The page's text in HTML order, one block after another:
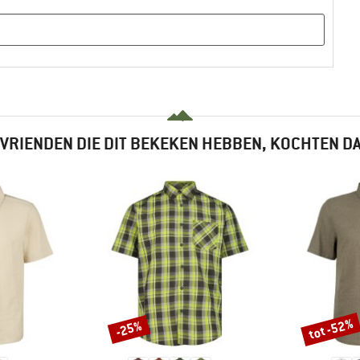
DIE DIT BEKEKEN HEBBEN, KOCHTEN
Korting
-25% Korting
tot -52%